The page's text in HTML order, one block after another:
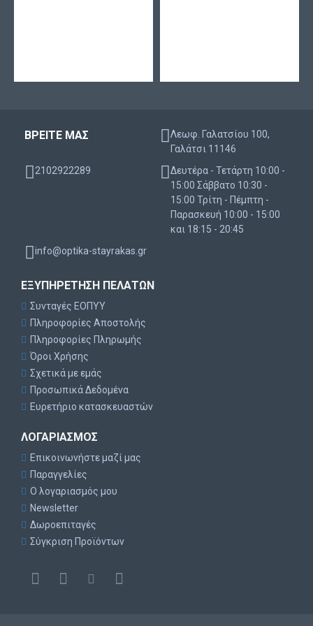
Light-Green , Jade, Violet, Spice
Χαρακτηριστικά
Τεχνολογία 1Tone (μονόχρωμοι)
Άψογη επικέντρωση
Διόρθωση υψηλής μυωπίας
Διόρθωση υψηλής υπερμετρωπίας
Διόρθωση Αστιγματισμού
Δυναμική Σταθεροποίηση
Εύκολη εφαρμογή
Πιστότητα αναπαραγωγής
Αυξημένη άνεση
ΒΡΕΙΤΕ ΜΑΣ
Λεωφ. Γαλατσίου 100,
Γαλάτσι 11146
2102922289
Δευτέρα - Τετάρτη 10:00 -
15:00 Σάββατο 10:30 -
15:00 Τρίτη - Πέμπτη -
Παρασκευή 10:00 - 15:00
και 18:15 - 20:45
info@optika-stayrakas.gr
ΕΞΥΠΗΡΈΤΗΣΗ ΠΕΛΑΤΏΝ
Συνταγές ΕΟΠΥΥ
Πληροφορίες Αποστολής
Πληροφορίες Πληρωμής
Όροι Χρήσης
Σχετικά με εμάς
Προσωπικά Δεδομένα
Ευρετήριο κατασκευαστών
ΛΟΓΑΡΙΑΣΜΌΣ
Επικοινωνήστε μαζί μας
Παραγγελίες
Ο λογαριασμός μου
Newsletter
Δωροεπιταγές
Σύγκριση Προϊόντων